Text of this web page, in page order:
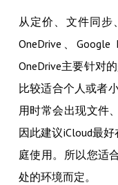
从定价、文件同步
OneDrive、
OneDrive主要针对
比较适合个人或者
用时常会出现文件
因此建议iCloud最
庭使用。所以您适
处的环境而定。